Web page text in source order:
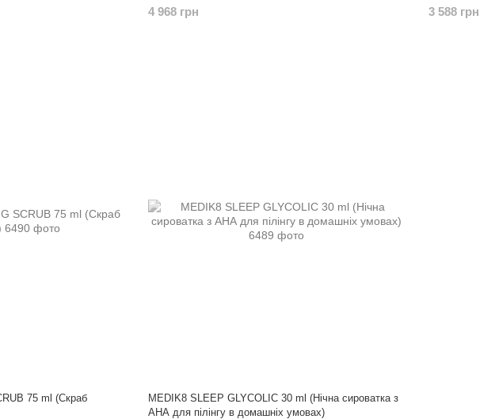
4 968 грн 3 588 грн
75 ml (Скраб
MEDIK8 SLEEP GLYCOLIC 30 ml (Нічна сироватка з
АНА для пілінгу в домашніх умовах)